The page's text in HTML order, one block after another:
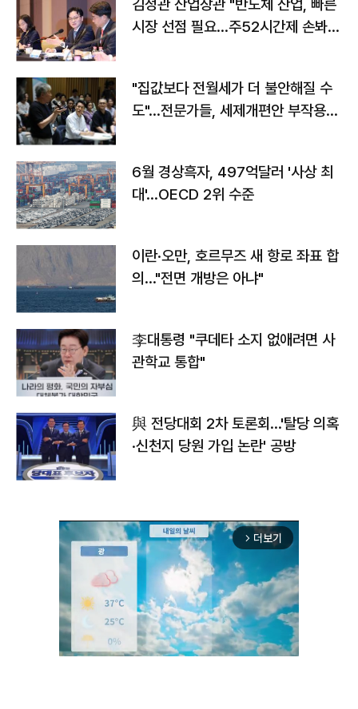
김정관 산업장관 "반도체 산업, 빠른
시장 선점 필요…주52시간제 손봐
"집값보다 전월세가 더 불안해질 수
도"…전문가들, 세제개편안 부작용
6월 경상흑자, 497억달러 '사상 최
대'…OECD 2위 수준
이란·오만, 호르무즈 새 항로 좌표 합
의…"전면 개방은 아냐"
李대통령 "쿠데타 소지 없애려면 사
관학교 통합"
與 전당대회 2차 토론회…'탈당 의혹
·신천지 당원 가입 논란' 공방
arrow_forward_ios 더보기